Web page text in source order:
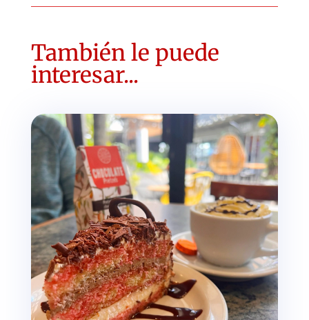
También le puede
interesar...